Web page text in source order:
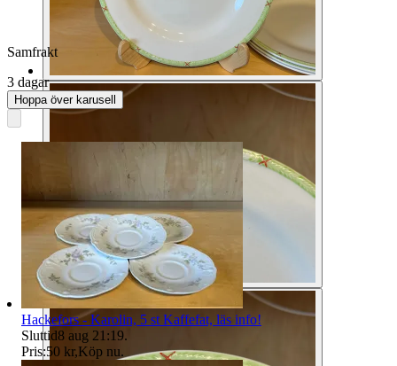
Samfrakt
3 dagar
Hoppa över karusell
Hackefors - Karolin, 5 st Kaffefat, läs info!
Sluttid8 aug 21:19.
Pris:50 kr,Köp nu.